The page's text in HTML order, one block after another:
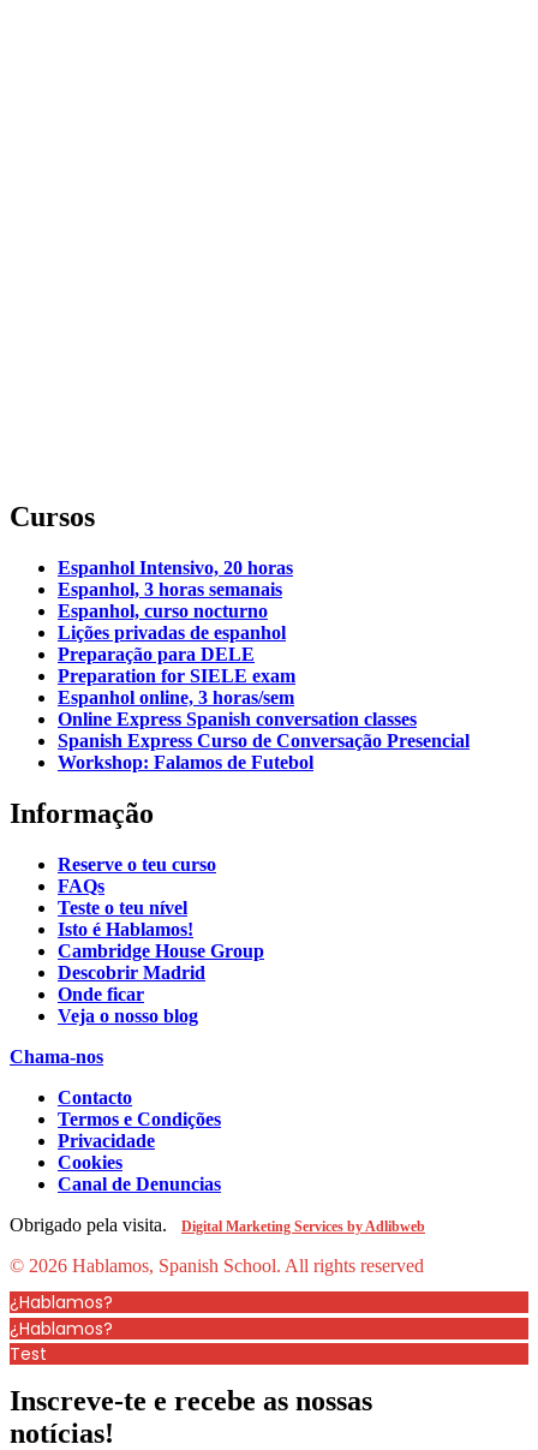
Cursos
Espanhol Intensivo, 20 horas
Espanhol, 3 horas semanais
Espanhol, curso nocturno
Lições privadas de espanhol
Preparação para DELE
Preparation for SIELE exam
Espanhol online, 3 horas/sem
Online Express Spanish conversation classes
Spanish Express Curso de Conversação Presencial
Workshop: Falamos de Futebol
Informação
Reserve o teu curso
FAQs
Teste o teu nível
Isto é Hablamos!
Cambridge House Group
Descobrir Madrid
Onde ficar
Veja o nosso blog
Chama-nos
Contacto
Termos e Condições
Privacidade
Cookies
Canal de Denuncias
Obrigado pela visita.
Digital Marketing Services by Adlibweb
© 2026 Hablamos, Spanish School. All rights reserved
¿Hablamos?
¿Hablamos?
Test
Inscreve-te e recebe as nossas
notícias!